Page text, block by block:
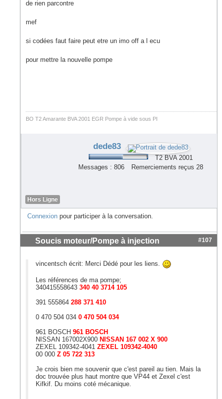
de rien parcontre
mef
si codées faut faire peut etre un imo off a l ecu
pour mettre la nouvelle pompe
BO T2 Amarante BVA 2001 EGR Pompe à vide sous PI
dede83
T2 BVA 2001
Messages : 806
Remerciements reçus 28
Hors Ligne
Connexion pour participer à la conversation.
Soucis moteur/Pompe à injection #107
vincentsch écrit: Merci Dédé pour les liens.
Les références de ma pompe;
340415558643 340 40 3714 105
391 555864 288 371 410
0 470 504 034 0 470 504 034
961 BOSCH 961 BOSCH
NISSAN 167002X900 NISSAN 167 002 X 900
ZEXEL 109342-4041 ZEXEL 109342-4040
00 000 Z 05 722 313
Je crois bien me souvenir que c'est pareil au tien. Mais la
doc trouvée plus haut montre que VP44 et Zexel c'est
Kifkif. Du moins coté mécanique.